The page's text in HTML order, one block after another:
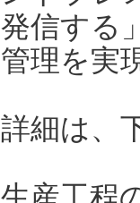
発信する
管理を実
詳細は、
生産工程